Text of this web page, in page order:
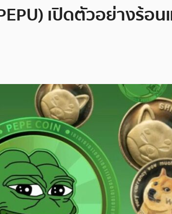
เปิดตัวอย่างร้